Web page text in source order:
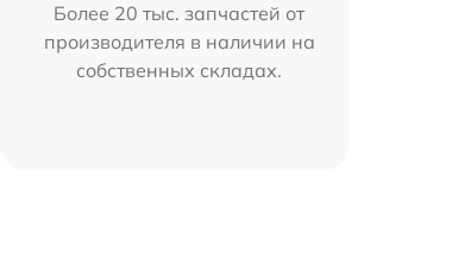
Более 20 тыс. запчастей от
производителя в наличии на
собственных складах.